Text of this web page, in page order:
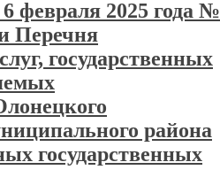
февраля 2025 года №
Перечня
государственных
района
государственных